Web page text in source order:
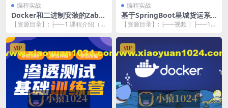
编程实战
Docker和二进制安装的Zabbi
x6.0升级到6.2
【资源目录】: ├──1.课程介绍（大
编程实战
基于SpringBoot星城货运系
统（核心为权限管理系统）资
【资源目录】: ├──视频 | ├──1-
VIP VIP